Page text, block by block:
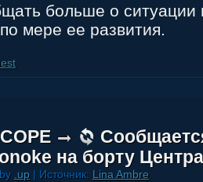
больше о ситуации
мере ее развития.
на борту
.up | Источник: Lina Ambre